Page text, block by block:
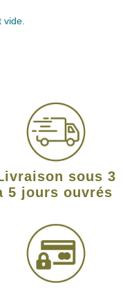
vide.
sous 3
5 jours ouvrés